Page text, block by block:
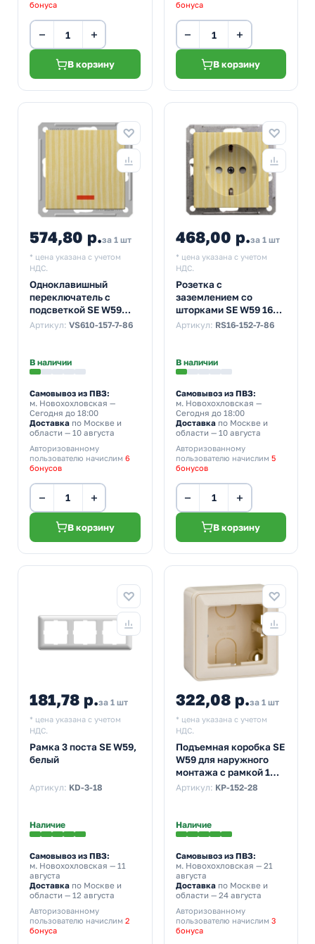
бонуса
− +
В корзину
бонуса
− +
В корзину
574,80 р.за 1 шт
* цена указана с учетом
НДС.
Одноклавишный
переключатель с
подсветкой SE W59
10A механизм, сосна
Артикул: VS610-157-7-86
В наличии
Самовывоз из ПВЗ:
м. Новохохловская —
Сегодня до 18:00
Доставка по Москве и
области — 10 августа
Авторизованному
пользователю начислим 6
бонусов
− +
В корзину
468,00 р.за 1 шт
* цена указана с учетом
НДС.
Розетка с
заземлением со
шторками SE W59 16А
механизм, сосна
Артикул: RS16-152-7-86
В наличии
Самовывоз из ПВЗ:
м. Новохохловская —
Сегодня до 18:00
Доставкапо Москве и
области — 10 августа
Авторизованному
пользователю начислим 5
бонусов
− +
В корзину
181,78 р.за 1 шт
* цена указана с учетом
НДС.
Рамка 3 поста SE W59,
белый
Артикул: KD-3-18
Наличие
Самовывоз из ПВЗ:
м. Новохохловская — 11
августа
Доставка по Москве и
области — 12 августа
Авторизованному
пользователю начислим 2
бонуса
322,08 р.за 1 шт
* цена указана с учетом
НДС.
Подъемная коробка SE
W59 для наружного
монтажа с рамкой 1
поста, слоновая кость
Артикул: KP-152-28
Наличие
Самовывоз из ПВЗ:
м. Новохохловская — 21
августа
Доставкапо Москве и
области — 24 августа
Авторизованному
пользователю начислим 3
бонуса